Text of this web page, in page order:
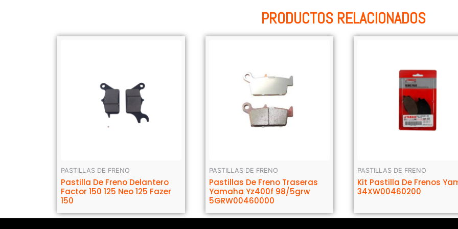
PRODUCTOS RELACIONADOS
PASTILLAS DE FRENO
Pastilla De Freno Delantero
Factor 150 125 Neo 125 Fazer
150
PASTILLAS DE FRENO
Pastillas De Freno Traseras
Yamaha Yz400f 98/5grw
5GRW00460000
PASTILLAS DE FRENO
Kit Pastilla De Frenos
34XW00460200